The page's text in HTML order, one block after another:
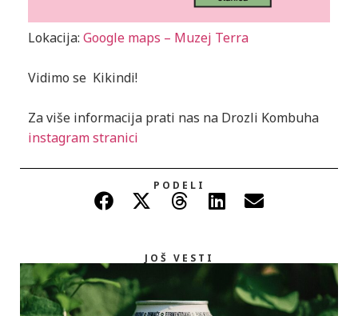
Lokacija: Google maps – Muzej Terra
Vidimo se Kikindi!
Za više informacija prati nas na Drozli Kombuha
instagram stranici
PODELI
JOŠ VESTI